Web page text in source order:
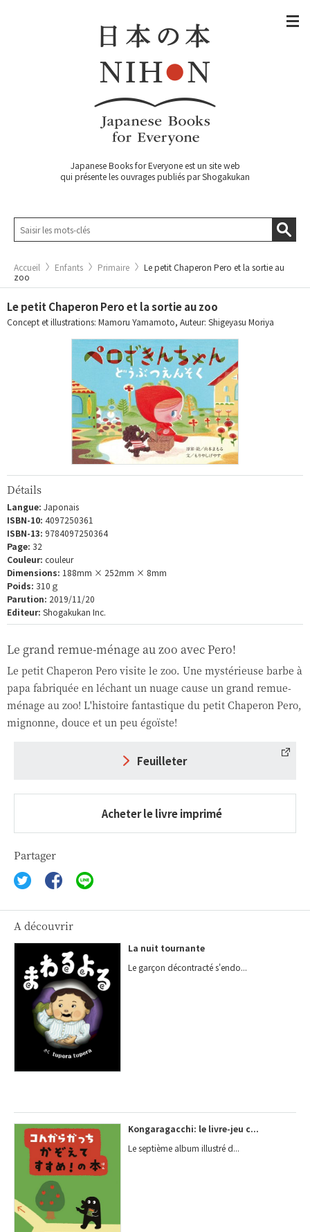
Japanese Books for Everyone est un site web
qui présente les ouvrages publiés par Shogakukan
Accueil Enfants Primaire
Le petit Chaperon Pero et la sortie au
zoo
Le petit Chaperon Pero et la sortie au zoo
Concept et illustrations: Mamoru Yamamoto, Auteur: Shigeyasu Moriya
Détails
Langue: Japonais
ISBN-10: 4097250361
ISBN-13: 9784097250364
Page: 32
Couleur: couleur
Dimensions: 188mm × 252mm × 8mm
Poids: 310ｇ
Parution: 2019/11/20
Editeur: Shogakukan Inc.
Le grand remue-ménage au zoo avec Pero!
Le petit Chaperon Pero visite le zoo. Une mystérieuse barbe à
papa fabriquée en léchant un nuage cause un grand remue-
ménage au zoo! L'histoire fantastique du petit Chaperon Pero,
mignonne, douce et un peu égoïste!
Feuilleter
Acheter le livre imprimé
Partager
A découvrir
La nuit tournante
Le garçon décontracté s'endo...
Kongaragacchi: le livre-jeu c...
Le septième album illustré d...